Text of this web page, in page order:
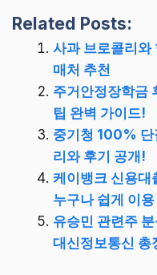
Related Posts:
사과 브로콜리와
매처 추천
주거안정장학금
팁 완벽 가이드!
중기청 100% 단
리와 후기 공개!
케이뱅크 신용대
누구나 쉽게 이
유승민 관련주
대신정보통신 총